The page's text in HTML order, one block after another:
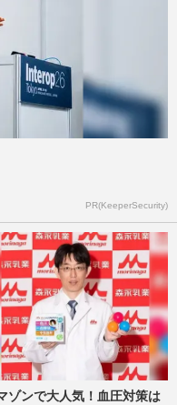
うな芸能人カップル！
他、ランキング発表
13日号 2025/12/31
『ヒルマイルド』起
2025/10/17
PR(KeeperSecurity)
ゾンで大人気！血圧対策は